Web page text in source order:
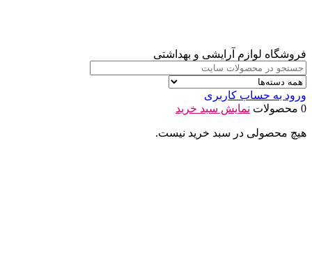
فروشگاه لوازم آرایشی و بهداشتی
ورود به حساب کاربری
0 محصولات
نمایش سبد خرید
هیچ محصولی در سبد خرید نیست.